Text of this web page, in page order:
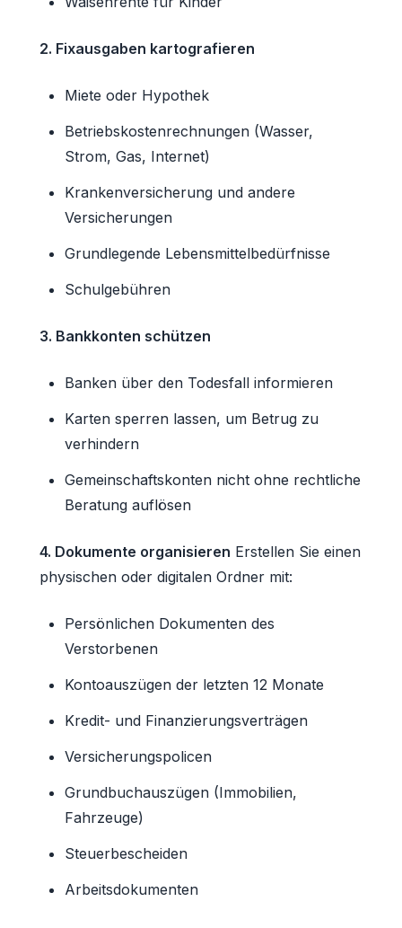
2. Fixausgaben kartografieren
Miete oder Hypothek
Betriebskostenrechnungen (Wasser,
Strom, Gas, Internet)
Krankenversicherung und andere
Versicherungen
Grundlegende Lebensmittelbedürfnisse
Schulgebühren
3. Bankkonten schützen
Banken über den Todesfall informieren
Karten sperren lassen, um Betrug zu
verhindern
Gemeinschaftskonten nicht ohne rechtliche
Beratung auflösen
4. Dokumente organisieren Erstellen Sie einen
physischen oder digitalen Ordner mit:
Persönlichen Dokumenten des
Verstorbenen
Kontoauszügen der letzten 12 Monate
Kredit- und Finanzierungsverträgen
Versicherungspolicen
Grundbuchauszügen (Immobilien,
Fahrzeuge)
Steuerbescheiden
Arbeitsdokumenten